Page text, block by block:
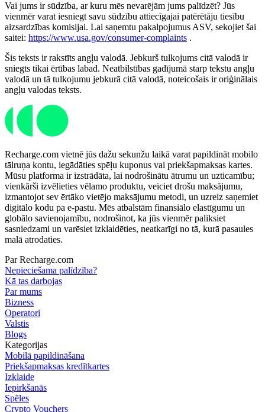
Vai jums ir sūdzība, ar kuru mēs nevarējām jums palīdzēt? Jūs
vienmēr varat iesniegt savu sūdzību attiecīgajai patērētāju tiesību
aizsardzības komisijai. Lai saņemtu pakalpojumus ASV, sekojiet šai
saitei: https://www.usa.gov/consumer-complaints .
Šis teksts ir rakstīts angļu valodā. Jebkurš tulkojums citā valodā ir
sniegts tikai ērtības labad. Neatbilstības gadījumā starp tekstu angļu
valodā un tā tulkojumu jebkurā citā valodā, noteicošais ir oriģinālais
angļu valodas teksts.
Recharge.com vietnē jūs dažu sekunžu laikā varat papildināt mobilo
tālruņa kontu, iegādāties spēļu kuponus vai priekšapmaksas kartes.
Mūsu platforma ir izstrādāta, lai nodrošinātu ātrumu un uzticamību;
vienkārši izvēlieties vēlamo produktu, veiciet drošu maksājumu,
izmantojot sev ērtāko vietējo maksājumu metodi, un uzreiz saņemiet
digitālo kodu pa e-pastu. Mēs atbalstām finansiālo elastīgumu un
globālo savienojamību, nodrošinot, ka jūs vienmēr paliksiet
sasniedzami un varēsiet izklaidēties, neatkarīgi no tā, kurā pasaules
malā atrodaties.
Par Recharge.com
Nepieciešama palīdzība?
Kā tas darbojas
Par mums
Bizness
Operatori
Valstis
Blogs
Kategorijas
Mobilā papildināšana
Priekšapmaksas kredītkartes
Izklaide
Iepirkšanās
Spēles
Crypto Vouchers